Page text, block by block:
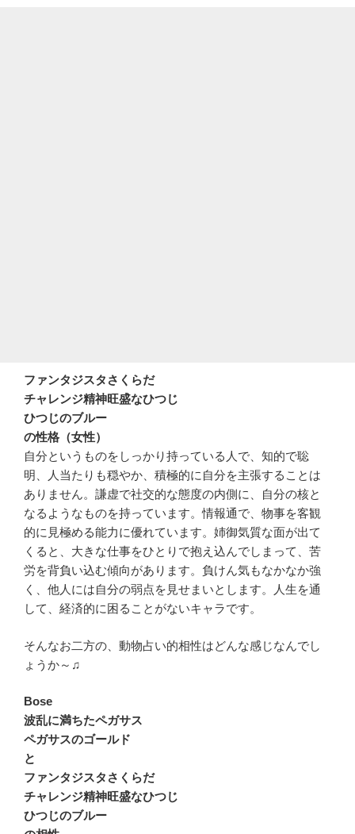
ファンタジスタさくらだ
チャレンジ精神旺盛なひつじ
ひつじのブルー
の性格（女性）
自分というものをしっかり持っている人で、知的で聡
明、人当たりも穏やか、積極的に自分を主張することは
ありません。謙虚で社交的な態度の内側に、自分の核と
なるようなものを持っています。情報通で、物事を客観
的に見極める能力に優れています。姉御気質な面が出て
くると、大きな仕事をひとりで抱え込んでしまって、苦
労を背負い込む傾向があります。負けん気もなかなか強
く、他人には自分の弱点を見せまいとします。人生を通
して、経済的に困ることがないキャラです。
そんなお二方の、動物占い的相性はどんな感じなんでし
ょうか～♫
Bose
波乱に満ちたペガサス
ペガサスのゴールド
と
ファンタジスタさくらだ
チャレンジ精神旺盛なひつじ
ひつじのブルー